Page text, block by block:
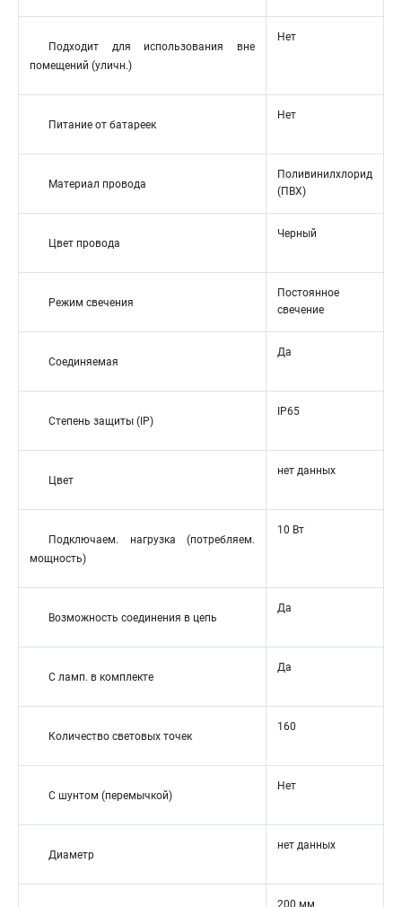
Подходит для использования вне
помещений (уличн.)
Нет
Питание от батареек
Нет
Материал провода
Поливинилхлорид
(ПВХ)
Цвет провода
Черный
Режим свечения
Постоянное
свечение
Cоединяемая
Да
Степень защиты (IP)
IP65
Цвет
нет данных
Подключаем. нагрузка (потребляем.
мощность)
10 Вт
Возможность соединения в цепь
Да
С ламп. в комплекте
Да
Количество световых точек
160
С шунтом (перемычкой)
Нет
Диаметр
нет данных
200 мм